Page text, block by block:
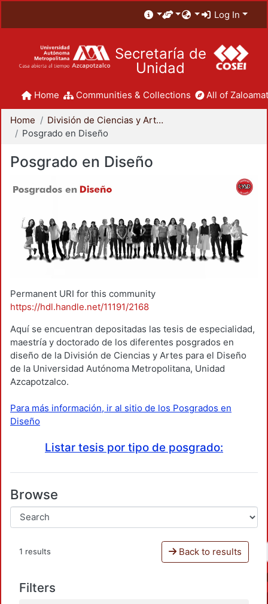
Log In
Secretaría de
Unidad
Home Communities & Collections All of
Home
División de Ciencias y Artes para el Diseño
Posgrado en Diseño
Posgrado en Diseño
Permanent URI for this community
https://hdl.handle.net/11191/2168
Aquí se encuentran depositadas las tesis de especialidad,
maestría y doctorado de los diferentes posgrados en
diseño de la División de Ciencias y Artes para el Diseño
de la Universidad Autónoma Metropolitana, Unidad
Azcapotzalco.
Para más información, ir al sitio de los Posgrados en
Diseño
Listar tesis por tipo de posgrado:
Browse
1 results Back to results
Filters